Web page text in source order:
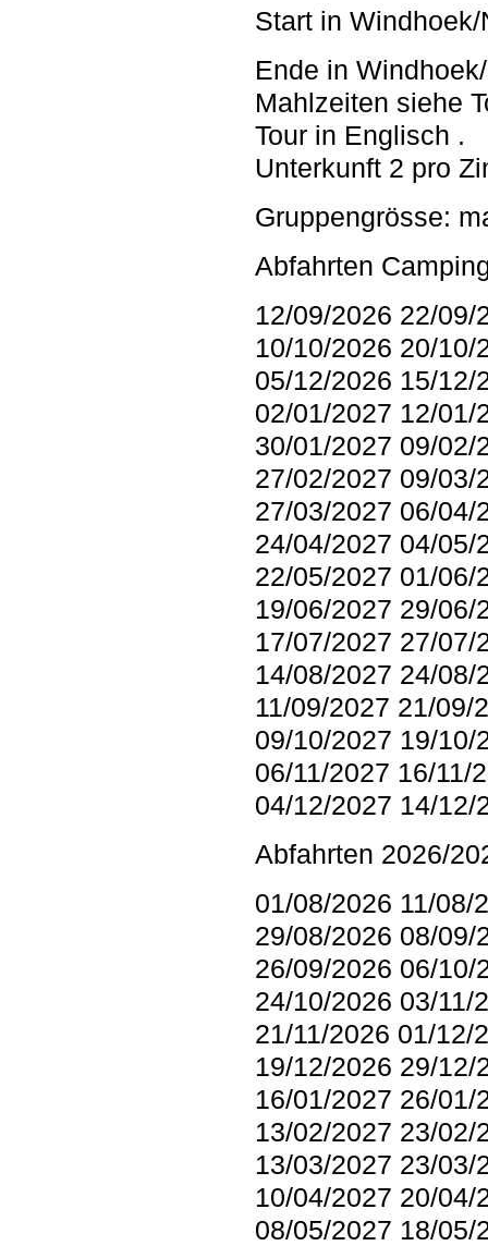
Start in
Ende in
Mahlzeiten siehe
Tour in Englisch .
Unterkunft 2 pro
Gruppengrösse:
Abfahrten
12/09/2026 22/09/
10/10/2026 20/10/
05/12/2026 15/12/
02/01/2027 12/01/
30/01/2027 09/02/
27/02/2027 09/03/
27/03/2027 06/04/
24/04/2027 04/05/
22/05/2027 01/06/
19/06/2027 29/06/
17/07/2027 27/07/
14/08/2027 24/08/
11/09/2027 21/09/
09/10/2027 19/10/
06/11/2027 16/11/
04/12/2027 14/12/
Abfahrten 2026/
01/08/2026 11/08/
29/08/2026 08/09/
26/09/2026 06/10/
24/10/2026 03/11/
21/11/2026 01/12/
19/12/2026 29/12/
16/01/2027 26/01/
13/02/2027 23/02/
13/03/2027 23/03/
10/04/2027 20/04/
08/05/2027 18/05/